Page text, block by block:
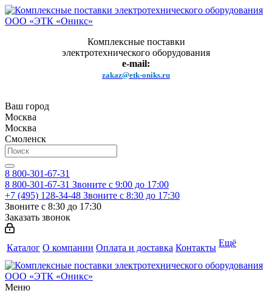
Комплексные поставки
электротехнического оборудования
e-mail:
zakaz@etk-oniks.ru
Ваш город
Москва
Москва
Смоленск
8 800-301-67-31
8 800-301-67-31 Звоните с 9:00 до 17:00
+7 (495) 128-34-48 Звоните с 8:30 до 17:30
Звоните с 8:30 до 17:30
Заказать звонок
Каталог О компании Оплата и доставка Контакты Ещё
Меню